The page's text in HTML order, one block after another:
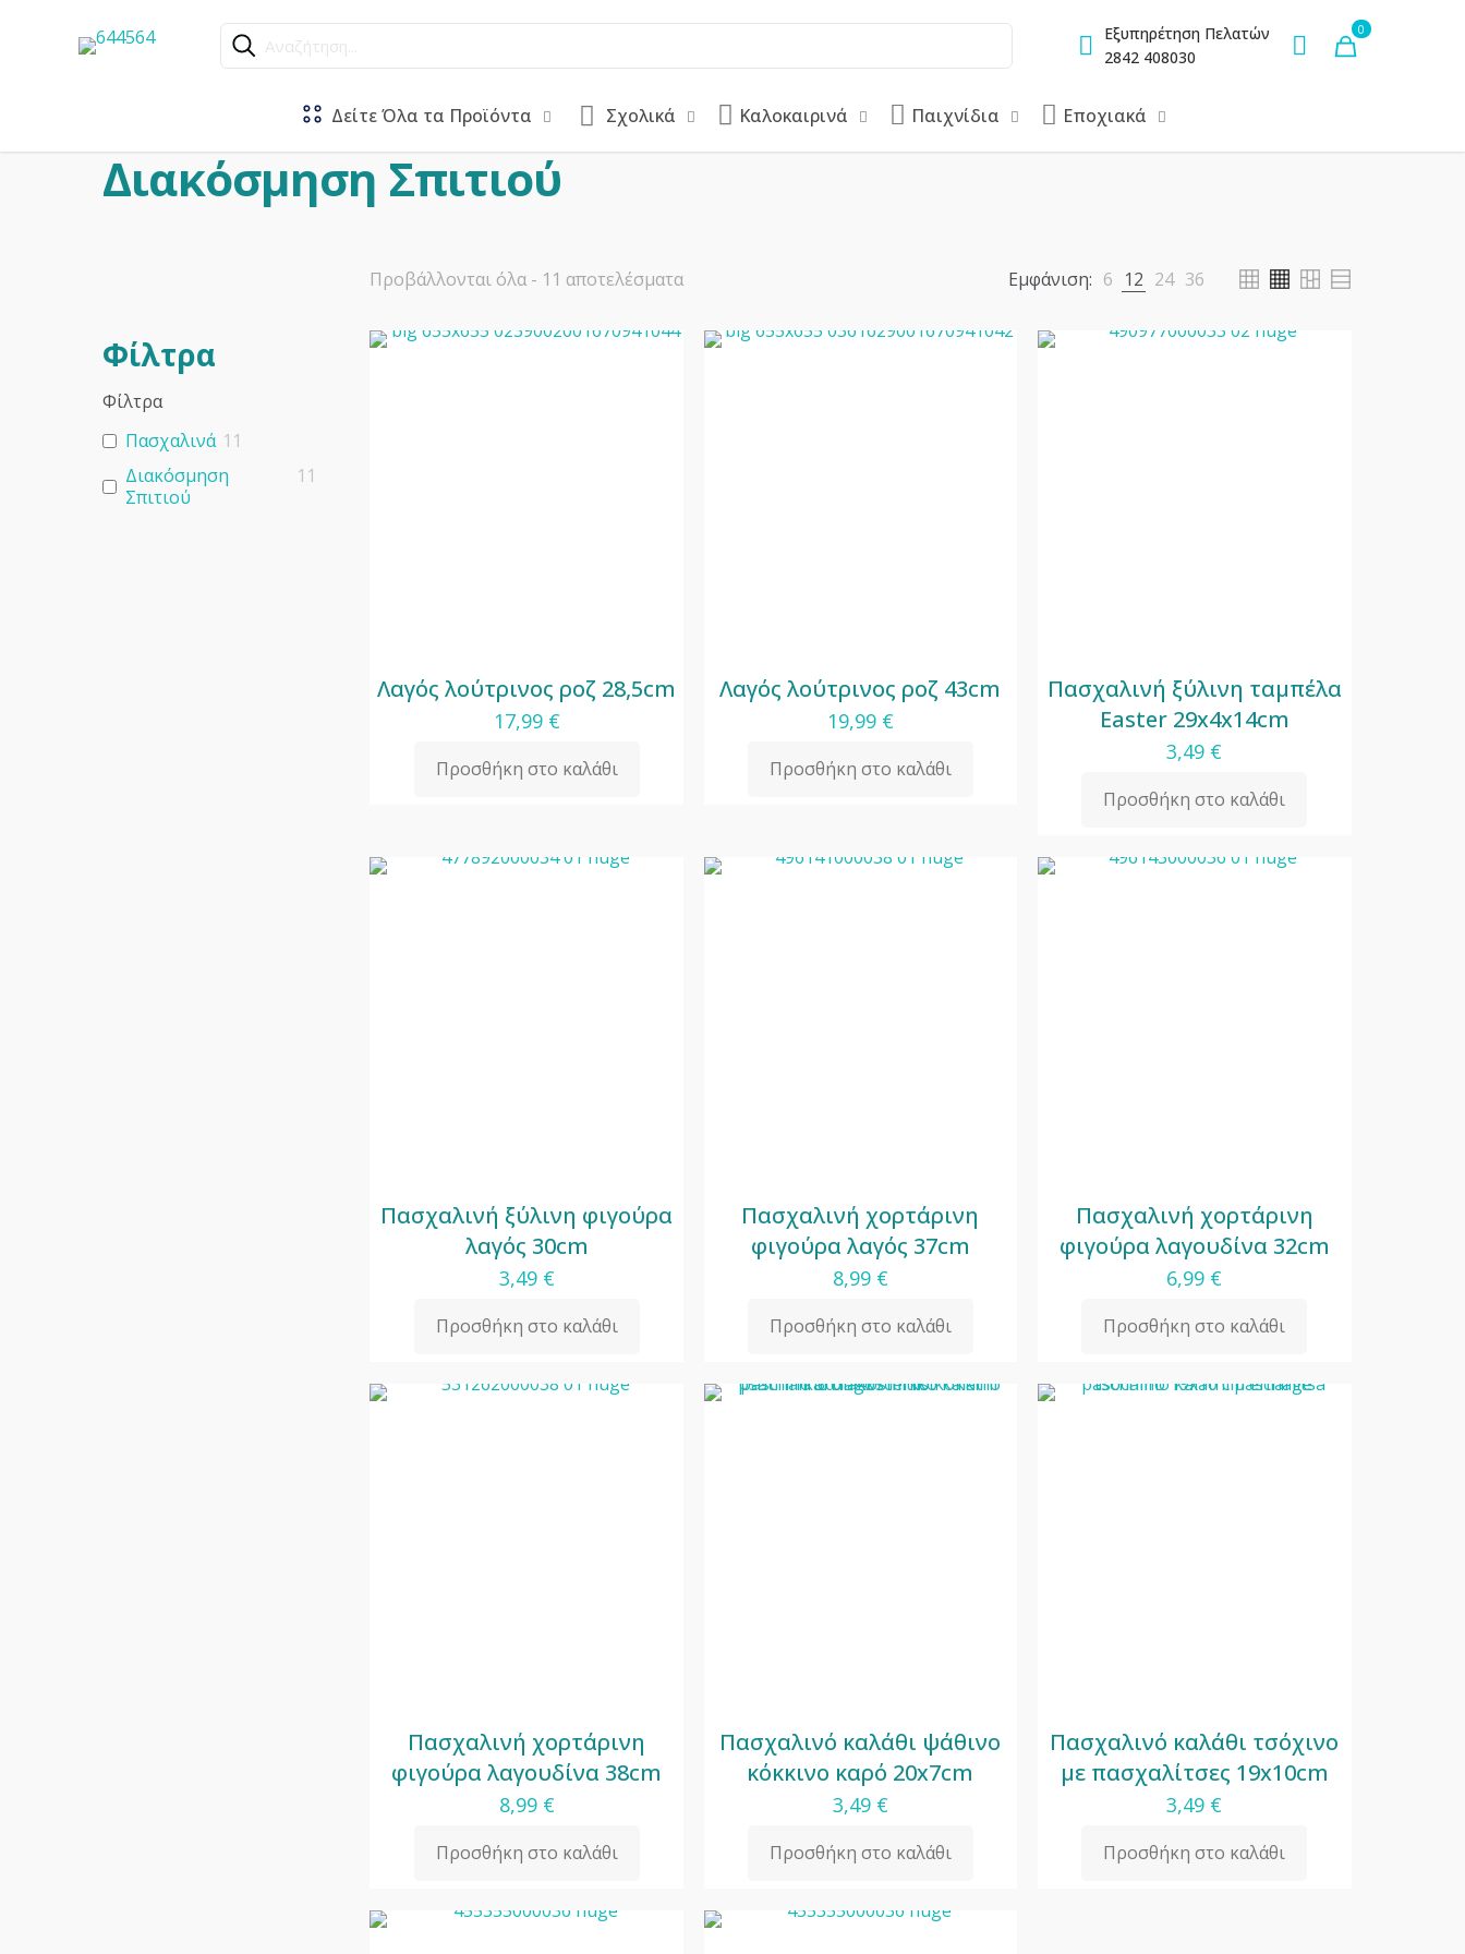
Αναζήτηση...
Εξυπηρέτηση Πελατών
2842 408030
0
Δείτε Όλα τα Προϊόντα Σχολικά Καλοκαιρινά Παιχνίδια Εποχιακά
Διακόσμηση Σπιτιού
Φίλτρα
Φίλτρα
Πασχαλινά 11
Διακόσμηση
Σπιτιού
11
Προβάλλονται όλα - 11 αποτελέσματαSorted
latest
Εμφάνιση: 6 12 24 36
Λαγός λούτρινος ροζ 28,5cm
17,99 €
Προσθήκη στο καλάθι
Λαγός λούτρινος ροζ 43cm
19,99 €
Προσθήκη στο καλάθι
Πασχαλινή ξύλινη ταμπέλα
Easter 29x4x14cm
3,49 €
Προσθήκη στο καλάθι
Πασχαλινή ξύλινη φιγούρα
λαγός 30cm
3,49 €
Προσθήκη στο καλάθι
Πασχαλινή χορτάρινη
φιγούρα λαγός 37cm
8,99 €
Προσθήκη στο καλάθι
Πασχαλινή χορτάρινη
φιγούρα λαγουδίνα 32cm
6,99 €
Προσθήκη στο καλάθι
Πασχαλινή χορτάρινη
φιγούρα λαγουδίνα 38cm
8,99 €
Προσθήκη στο καλάθι
Πασχαλινό καλάθι ψάθινο
κόκκινο καρό 20x7cm
3,49 €
Προσθήκη στο καλάθι
Πασχαλινό καλάθι τσόχινο
με πασχαλίτσες 19x10cm
3,49 €
Προσθήκη στο καλάθι